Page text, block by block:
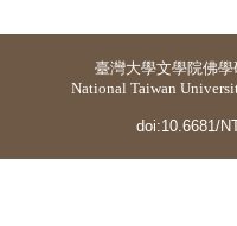
臺灣大學文學院佛
National Taiwan
doi:10.6681/